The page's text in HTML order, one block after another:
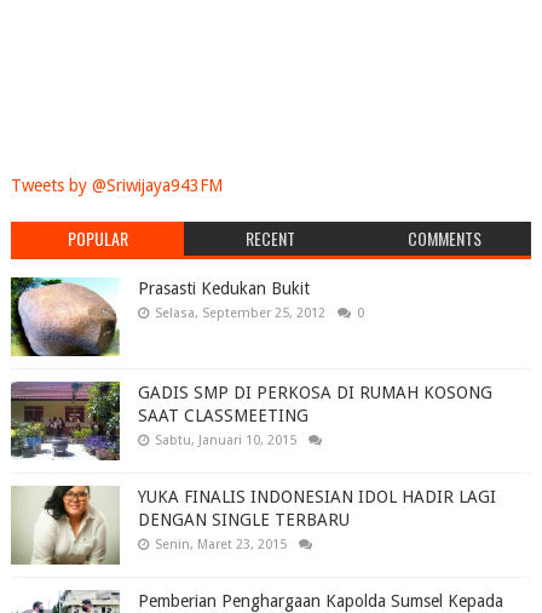
Tweets by @Sriwijaya943FM
POPULAR RECENT COMMENTS
Prasasti Kedukan Bukit
Selasa, September 25, 2012 0
GADIS SMP DI PERKOSA DI RUMAH KOSONG
SAAT CLASSMEETING
Sabtu, Januari 10, 2015
YUKA FINALIS INDONESIAN IDOL HADIR LAGI
DENGAN SINGLE TERBARU
Senin, Maret 23, 2015
Pemberian Penghargaan Kapolda Sumsel Kepada